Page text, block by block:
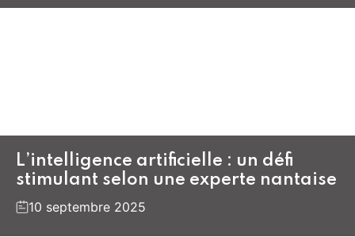
L’intelligence artificielle : un défi
stimulant selon une experte nantaise
10 septembre 2025